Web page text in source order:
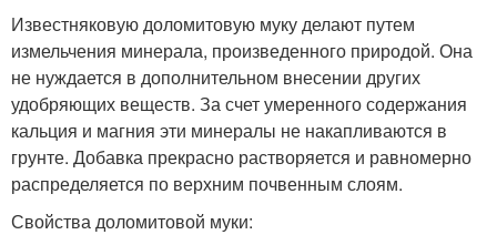
Известняковую доломитовую муку делают путем
измельчения минерала, произведенного природой. Она
не нуждается в дополнительном внесении других
удобряющих веществ. За счет умеренного содержания
кальция и магния эти минералы не накапливаются в
грунте. Добавка прекрасно растворяется и равномерно
распределяется по верхним почвенным слоям.
Свойства доломитовой муки: